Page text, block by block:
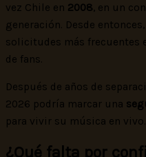
vez Chile en 2008, en un
generación. Desde
solicitudes más frecuentes
de fans.
Después de años de
2026 podría marcar una
para vivir su música en vivo.
¿Qué falta por